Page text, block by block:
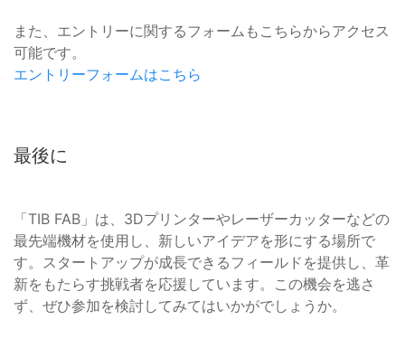
また、エントリーに関するフォームもこちらからアクセス
可能です。
エントリーフォームはこちら
最後に
「TIB FAB」は、3Dプリンターやレーザーカッターなどの
最先端機材を使用し、新しいアイデアを形にする場所で
す。スタートアップが成長できるフィールドを提供し、革
新をもたらす挑戦者を応援しています。この機会を逃さ
ず、ぜひ参加を検討してみてはいかがでしょうか。